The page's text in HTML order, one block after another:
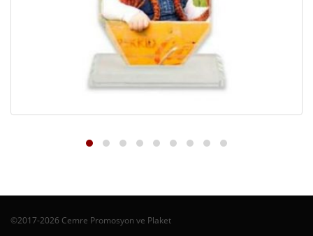
©2017-2026 Cemre Promosyon ve Plaket